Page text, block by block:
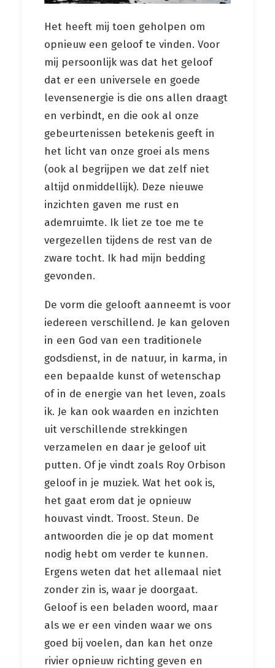
Het heeft mij toen geholpen om
opnieuw een geloof te vinden. Voor
mij persoonlijk was dat het geloof
dat er een universele en goede
levensenergie is die ons allen draagt
en verbindt, en die ook al onze
gebeurtenissen betekenis geeft in
het licht van onze groei als mens
(ook al begrijpen we dat zelf niet
altijd onmiddellijk). Deze nieuwe
inzichten gaven me rust en
ademruimte. Ik liet ze toe me te
vergezellen tijdens de rest van de
zware tocht. Ik had mijn bedding
gevonden.
De vorm die gelooft aanneemt is voor
iedereen verschillend. Je kan geloven
in een God van een traditionele
godsdienst, in de natuur, in karma, in
een bepaalde kunst of wetenschap
of in de energie van het leven, zoals
ik. Je kan ook waarden en inzichten
uit verschillende strekkingen
verzamelen en daar je geloof uit
putten. Of je vindt zoals Roy Orbison
geloof in je muziek. Wat het ook is,
het gaat erom dat je opnieuw
houvast vindt. Troost. Steun. De
antwoorden die je op dat moment
nodig hebt om verder te kunnen.
Ergens weten dat het allemaal niet
zonder zin is, waar je doorgaat.
Geloof is een beladen woord, maar
als we er een vinden waar we ons
goed bij voelen, dan kan het onze
rivier opnieuw richting geven en